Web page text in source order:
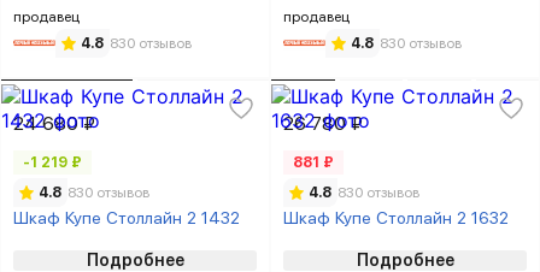
продавец
4.8 830 отзывов
продавец
4.8 830 отзывов
24 680 ₽
-1 219 ₽
4.8 830 отзывов
Шкаф Купе Столлайн 2 1432
Подробнее
26 780 ₽
881 ₽
4.8 830 отзывов
Шкаф Купе Столлайн 2 1632
Подробнее